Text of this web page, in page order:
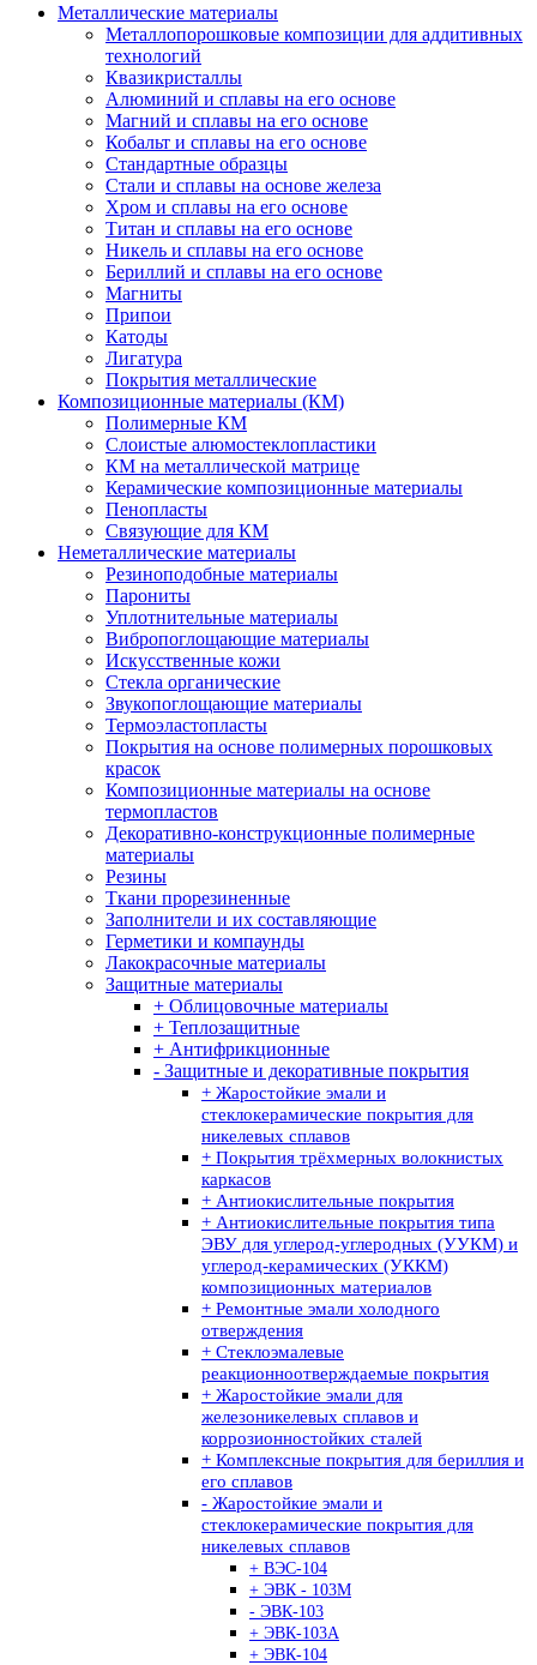
Металлические материалы
Металлопорошковые композиции для аддитивных
технологий
Квазикристаллы
Алюминий и сплавы на его основе
Магний и сплавы на его основе
Кобальт и сплавы на его основе
Стандартные образцы
Стали и сплавы на основе железа
Хром и сплавы на его основе
Титан и сплавы на его основе
Никель и сплавы на его основе
Бериллий и сплавы на его основе
Магниты
Припои
Катоды
Лигатура
Покрытия металлические
Композиционные материалы (КМ)
Полимерные КМ
Слоистые алюмостеклопластики
КМ на металлической матрице
Керамические композиционные материалы
Пенопласты
Связующие для КМ
Неметаллические материалы
Резиноподобные материалы
Парониты
Уплотнительные материалы
Вибропоглощающие материалы
Искусственные кожи
Стекла органические
Звукопоглощающие материалы
Термоэластопласты
Покрытия на основе полимерных порошковых
красок
Композиционные материалы на основе
термопластов
Декоративно-конструкционные полимерные
материалы
Резины
Ткани прорезиненные
Заполнители и их составляющие
Герметики и компаунды
Лакокрасочные материалы
Защитные материалы
+ Облицовочные материалы
+ Теплозащитные
+ Антифрикционные
- Защитные и декоративные покрытия
+ Жаростойкие эмали и
стеклокерамические покрытия для
никелевых сплавов
+ Покрытия трёхмерных волокнистых
каркасов
+ Антиокислительные покрытия
+ Антиокислительные покрытия типа
ЭВУ для углерод-углеродных (УУКМ) и
углерод-керамических (УККМ)
композиционных материалов
+ Ремонтные эмали холодного
отверждения
+ Стеклоэмалевые
реакционноотверждаемые покрытия
+ Жаростойкие эмали для
железоникелевых сплавов и
коррозионностойких сталей
+ Комплексные покрытия для бериллия и
его сплавов
- Жаростойкие эмали и
стеклокерамические покрытия для
никелевых сплавов
+ ВЭС-104
+ ЭВК - 103М
- ЭВК-103
+ ЭВК-103А
+ ЭВК-104